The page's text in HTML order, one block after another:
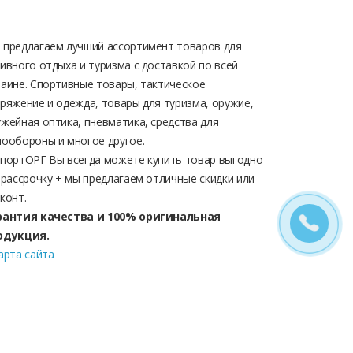
лучший ассортимент товаров для
отдыха и туризма с доставкой по всей
Спортивные товары, тактическое
и одежда, товары для туризма, оружие,
оптика, пневматика, средства для
и многое другое.
Вы всегда можете купить товар выгодно
+ мы предлагаем отличные скидки или
качества и 100% оригинальная
сайта